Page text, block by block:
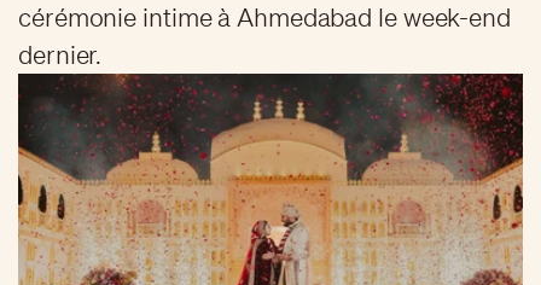
cérémonie intime à Ahmedabad le week-end
dernier.